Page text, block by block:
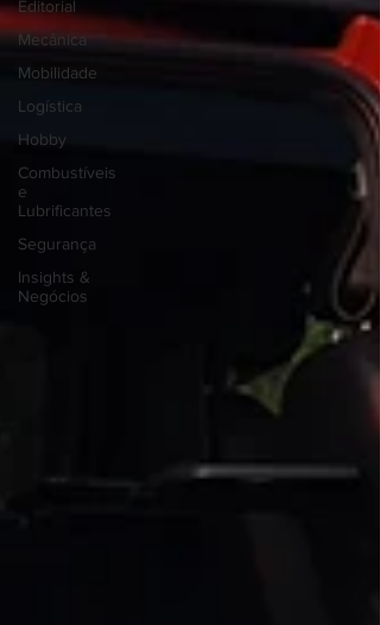
Editorial
Mecânica
Mobilidade
Logística
Hobby
Combustíveis
e
Lubrificantes
Segurança
Insights &
Negócios